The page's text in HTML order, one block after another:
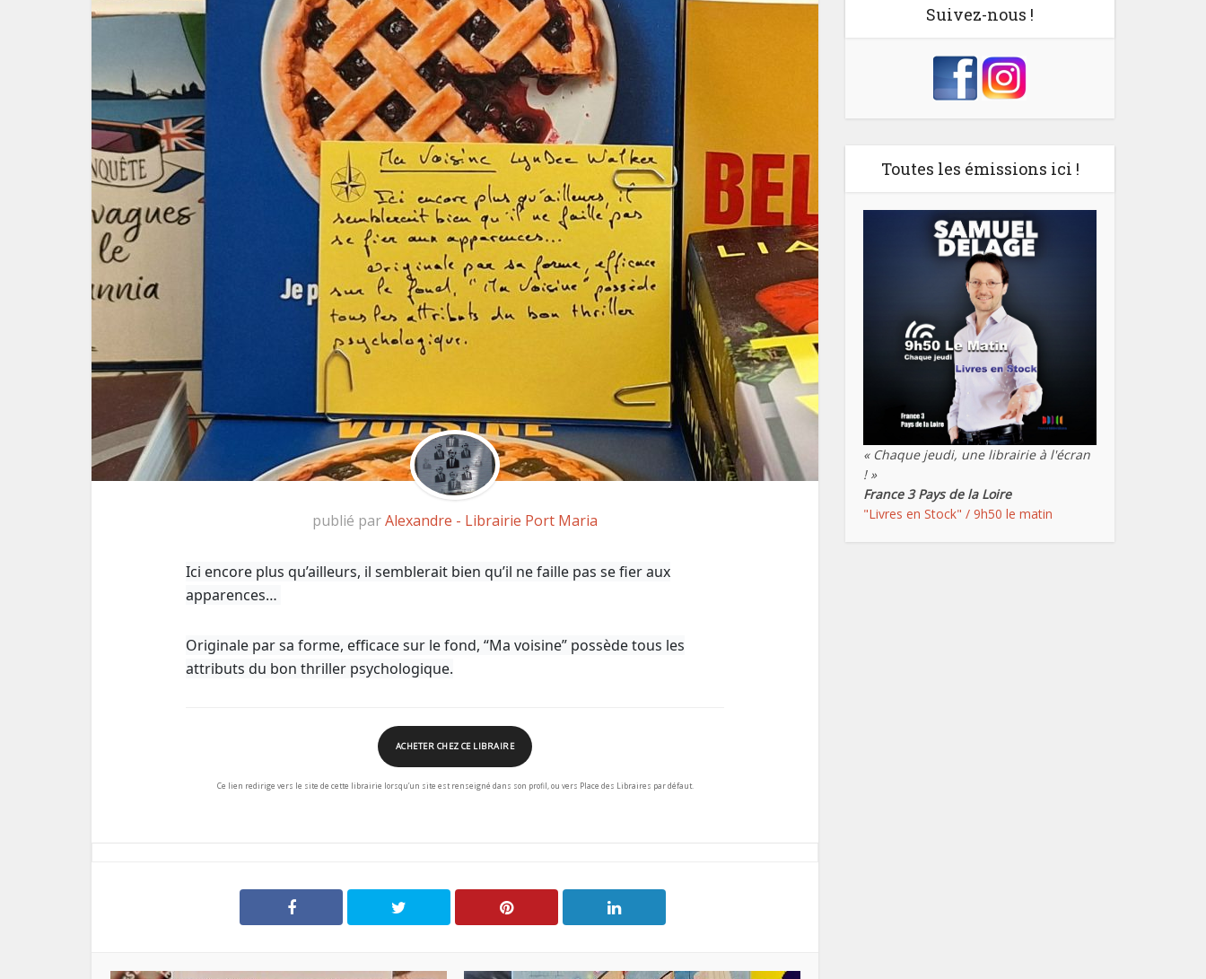
publié parAlexandre - Librairie Port Maria
Ici encore plus qu’ailleurs, il semblerait bien qu’il ne faille pas se fier aux
apparences…
Originale par sa forme, efficace sur le fond, “Ma voisine” possède tous les
attributs du bon thriller psychologique.
ACHETER CHEZ CE LIBRAIRE
Ce lien redirige vers le site de cette librairie lorsqu’un site est renseigné dans son profil, ou vers Place des Libraires par défaut.
Suivez-nous !
Toutes les émissions ici !
« Chaque jeudi, une librairie à l'écran
! »
France 3 Pays de la Loire
"Livres en Stock" / 9h50 le matin